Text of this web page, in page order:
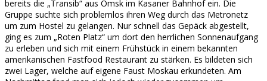
bereits die „Transib“ aus Omsk im Kasaner Bahnhof ein. Die
Gruppe suchte sich problemlos ihren Weg durch das Metronetz
um zum Hostel zu gelangen. Nur schnell das Gepäck abgestellt,
ging es zum „Roten Platz“ um dort den herrlichen Sonnenaufgang
zu erleben und sich mit einem Frühstück in einem bekannten
amerikanischen Fastfood Restaurant zu stärken. Es bildeten sich
zwei Lager, welche auf eigene Faust Moskau erkundeten. Am